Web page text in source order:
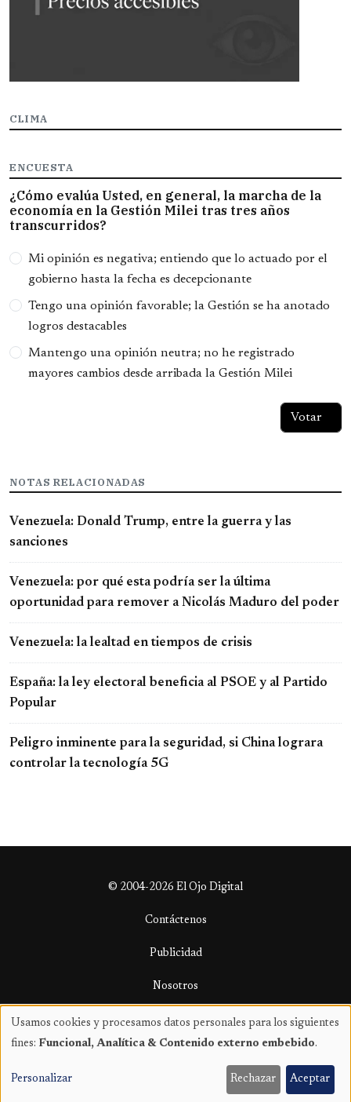
CLIMA
ENCUESTA
¿Cómo evalúa Usted, en general, la marcha de la
economía en la Gestión Milei tras tres años
transcurridos?
Opciones
Mi opinión es negativa; entiendo que lo actuado por el
gobierno hasta la fecha es decepcionante
Tengo una opinión favorable; la Gestión se ha anotado
logros destacables
Mantengo una opinión neutra; no he registrado
mayores cambios desde arribada la Gestión Milei
NOTAS RELACIONADAS
Venezuela: Donald Trump, entre la guerra y las
sanciones
Venezuela: por qué esta podría ser la última
oportunidad para remover a Nicolás Maduro del poder
Venezuela: la lealtad en tiempos de crisis
España: la ley electoral beneficia al PSOE y al Partido
Popular
Peligro inminente para la seguridad, si China lograra
controlar la tecnología 5G
© 2004-2026 El Ojo Digital
Contáctenos
Publicidad
Nosotros
Términos y condiciones
Uso
datos
Usamos cookies y procesamos datos personales para los siguientes
fines: Funcional, Analítica & Contenido externo embebido.
Personalizar Rechazar Aceptar